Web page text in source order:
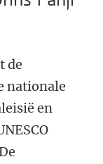
de
nationale
en